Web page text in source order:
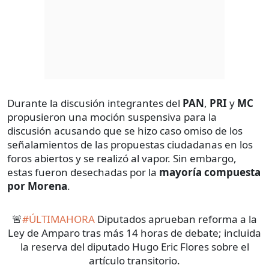
Durante la discusión integrantes del PAN, PRI y MC
propusieron una moción suspensiva para la
discusión acusando que se hizo caso omiso de los
señalamientos de las propuestas ciudadanas en los
foros abiertos y se realizó al vapor. Sin embargo,
estas fueron desechadas por la mayoría compuesta
por Morena.
🚨#ÚLTIMAHORA Diputados aprueban reforma a la
Ley de Amparo tras más 14 horas de debate; incluida
la reserva del diputado Hugo Eric Flores sobre el
artículo transitorio.